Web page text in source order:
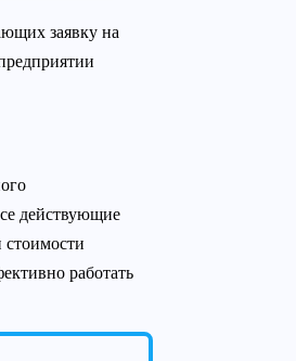
заявку на
действующие
работать